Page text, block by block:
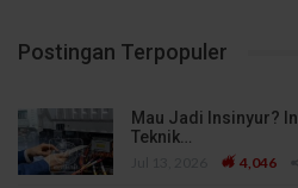
Postingan Terpopuler
Mau Jadi Insinyur?
Teknik…
4,046